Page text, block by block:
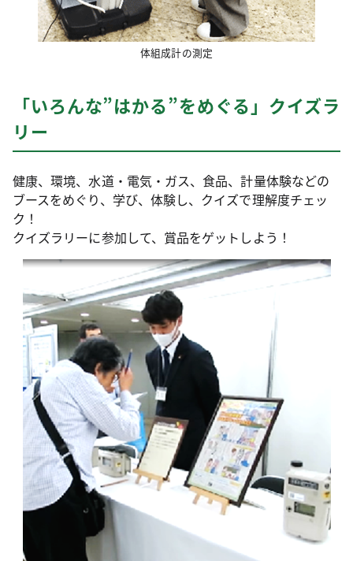
体組成計の測定
「いろんな”はかる”をめぐる」クイズラ
リー
健康、環境、水道・電気・ガス、食品、計量体験などの
ブースをめぐり、学び、体験し、クイズで理解度チェッ
ク！
クイズラリーに参加して、賞品をゲットしよう！